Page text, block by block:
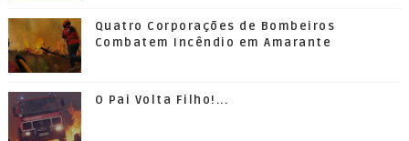
Quatro Corporações de Bombeiros
Combatem Incêndio em Amarante
O Pai Volta Filho!...